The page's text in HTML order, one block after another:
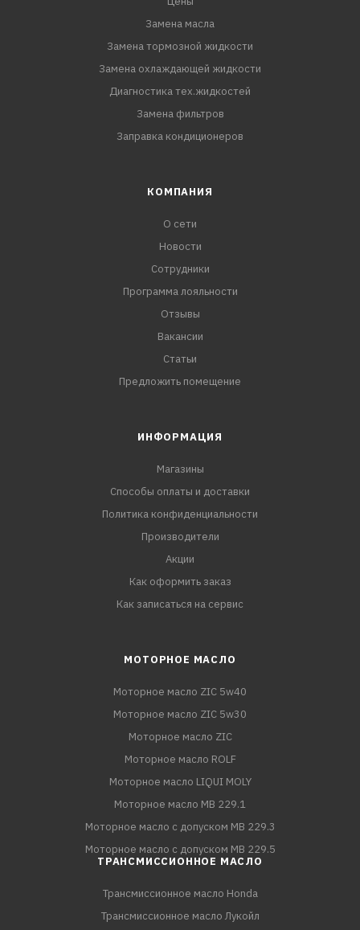
Замена масла
Замена тормозной жидкости
Замена охлаждающей жидкости
Диагностика тех.жидкостей
Замена фильтров
Заправка кондиционеров
КОМПАНИЯ
О сети
Новости
Сотрудники
Программа лояльности
Отзывы
Вакансии
Статьи
Предложить помещение
ИНФОРМАЦИЯ
Магазины
Способы оплаты и доставки
Политика конфиденциальности
Производители
Акции
Как оформить заказ
Как записаться на сервис
МОТОРНОЕ МАСЛО
Моторное масло ZIC 5w40
Моторное масло ZIC 5w30
Моторное масло ZIC
Моторное масло ROLF
Моторное масло LIQUI MOLY
Моторное масло MB 229.1
Моторное масло с допуском MB 229.3
Моторное масло с допуском MB 229.5
ТРАНСМИССИОННОЕ МАСЛО
Трансмиссионное масло Honda
Трансмиссионное масло Лукойл